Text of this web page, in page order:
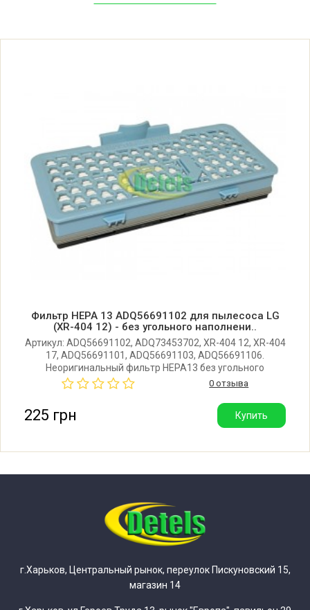
LG VK81101HF.AAEQCIS
LG VK8120UHAN.ABRQCIS
LG VK8220NHAU.ABKQCIS
LG VK8810HUMR.AXRQRUA
LG VK8818NHAQ.ARNQRUA
LG VK8818NHAQ.BXRQBWT
LG VK8820HFN.ABTQBWT
LG VK8820HMR.ABLQRUA
LG VK8820HUV.ATVQBWT
LG VK8820HUV.ATVQCIS
Фильтр HEPA 13 ADQ56691102 для пылесоса LG
(XR-404 12) - без угольного наполнени..
Артикул: ADQ56691102, ADQ73453702, XR-404 12, XR-404
17, ADQ56691101, ADQ56691103, ADQ56691106.
Неоригинальный фильтр HEPA13 без угольного
наполнения для пылесоса LG. Производитель: Китай.
Хорошее качество.
0 отзыва
225 грн Купить
г.Харьков, Центральный рынок, переулок Пискуновский 15,
магазин 14